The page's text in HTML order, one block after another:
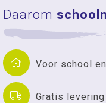
Daarom
Voor school
Gratis